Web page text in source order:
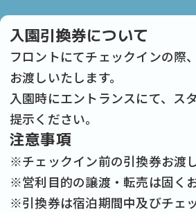
入園引換券について
フロントにてチェックインの際
お渡しいたします。
入園時にエントランスにて、ス
提示ください。
注意事項
※チェックイン前の引換券お渡
※営利目的の譲渡・転売は固く
※引換券は宿泊期間中及びチェ